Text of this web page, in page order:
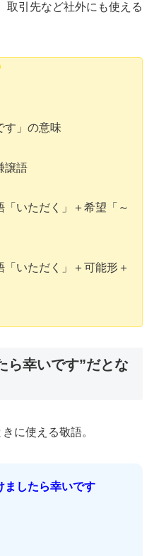
取引先など社外にも使える
す」の意味
譲語
「いただく」＋希望「～
「いただく」＋可能形＋
ら幸いです”だとな
に使える敬語。
ましたら幸いです